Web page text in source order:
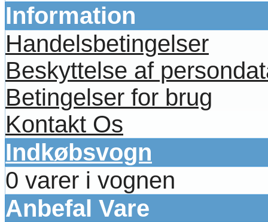
Information
Handelsbetingelser
Beskyttelse af
Betingelser for brug
Kontakt Os
Indkøbsvogn
0 varer i vognen
Anbefal Vare